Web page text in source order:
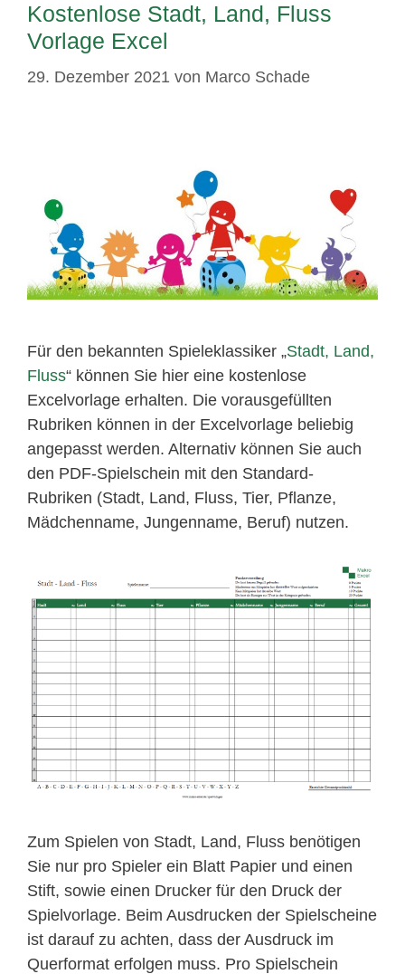
Kostenlose Stadt, Land, Fluss
Vorlage Excel
29. Dezember 2021 von Marco Schade
Für den bekannten Spieleklassiker „Stadt, Land,
Fluss“ können Sie hier eine kostenlose
Excelvorlage erhalten. Die vorausgefüllten
Rubriken können in der Excelvorlage beliebig
angepasst werden. Alternativ können Sie auch
den PDF-Spielschein mit den Standard-
Rubriken (Stadt, Land, Fluss, Tier, Pflanze,
Mädchenname, Jungenname, Beruf) nutzen.
Zum Spielen von Stadt, Land, Fluss benötigen
Sie nur pro Spieler ein Blatt Papier und einen
Stift, sowie einen Drucker für den Druck der
Spielvorlage. Beim Ausdrucken der Spielscheine
ist darauf zu achten, dass der Ausdruck im
Querformat erfolgen muss. Pro Spielschein